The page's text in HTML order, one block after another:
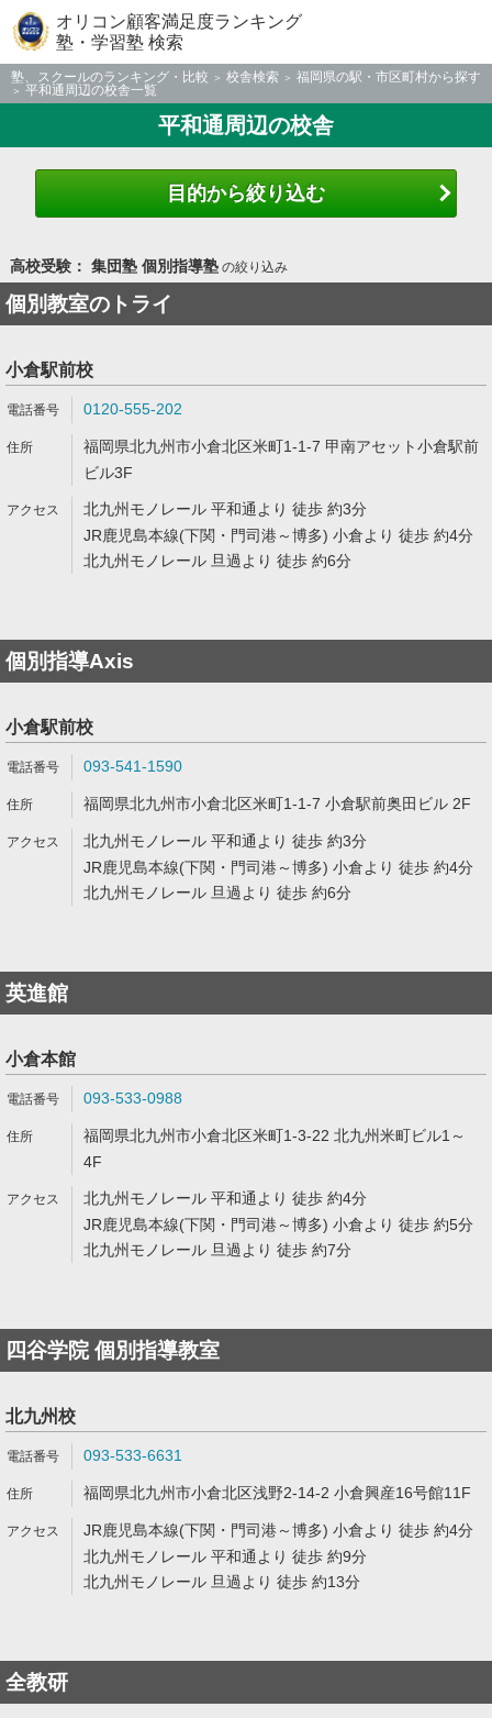
オリコン顧客満足度ランキング
塾・学習塾 検索
塾、スクールのランキング・比較 校舎検索
福岡県の駅・市区町村から探す
平和通周辺の校舎一覧
平和通周辺の校舎
目的から絞り込む
高校受験： 集団塾 個別指導塾の絞り込み
個別教室のトライ
小倉駅前校
0120-555-202
福岡県北九州市小倉北区米町1-1-7 甲南アセット小倉駅前
ビル3F
北九州モノレール 平和通より 徒歩 約3分
JR鹿児島本線(下関・門司港～博多) 小倉より 徒歩 約4分
北九州モノレール 旦過より 徒歩 約6分
個別指導Axis
小倉駅前校
093-541-1590
福岡県北九州市小倉北区米町1-1-7 小倉駅前奥田ビル 2F
北九州モノレール 平和通より 徒歩 約3分
JR鹿児島本線(下関・門司港～博多) 小倉より 徒歩 約4分
北九州モノレール 旦過より 徒歩 約6分
英進館
小倉本館
093-533-0988
福岡県北九州市小倉北区米町1-3-22 北九州米町ビル1～
4F
北九州モノレール 平和通より 徒歩 約4分
JR鹿児島本線(下関・門司港～博多) 小倉より 徒歩 約5分
北九州モノレール 旦過より 徒歩 約7分
四谷学院 個別指導教室
北九州校
093-533-6631
福岡県北九州市小倉北区浅野2-14-2 小倉興産16号館11F
JR鹿児島本線(下関・門司港～博多) 小倉より 徒歩 約4分
北九州モノレール 平和通より 徒歩 約9分
北九州モノレール 旦過より 徒歩 約13分
全教研